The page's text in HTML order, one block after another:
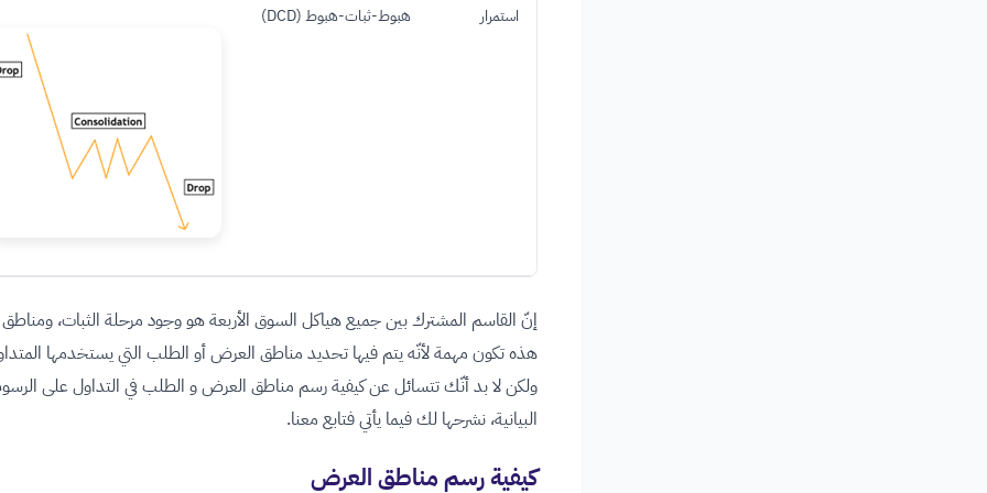
استمرار هبوط-ثبات-هبوط (DCD)
إنّ القاسم المشترك بين جميع هياكل السوق الأربعة هو وجود مرحلة الثبات، ومناطق
هذه تكون مهمة لأنّه يتم فيها تحديد مناطق العرض أو الطلب التي يستخدمها
ولكن لا بد أنّك تتسائل عن كيفية رسم مناطق العرض و الطلب في التداول على
البيانية، نشرحها لك فيما يأتي فتابع معنا.
كيفية رسم مناطق العرض